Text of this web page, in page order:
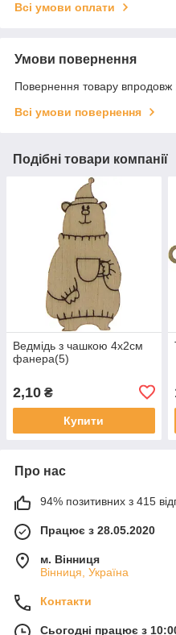
Всі умови оплати
Умови повернення
Повернення товару впродовж
Всі умови повернення
Подібні товари компанії
Ведмідь з чашкою 4х2см
фанера(5)
2,10 ₴
Купити
Про нас
94% позитивних з 415
Працює з 28.05.2020
м. Вінниця
Вінниця, Україна
Контакти
Сьогодні працює з